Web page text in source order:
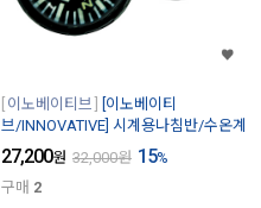
이노베이티브
[이노베이티
브/INNOVATIVE] 시계용나침반/수온계
27,200원 32,000원 15%
구매 2